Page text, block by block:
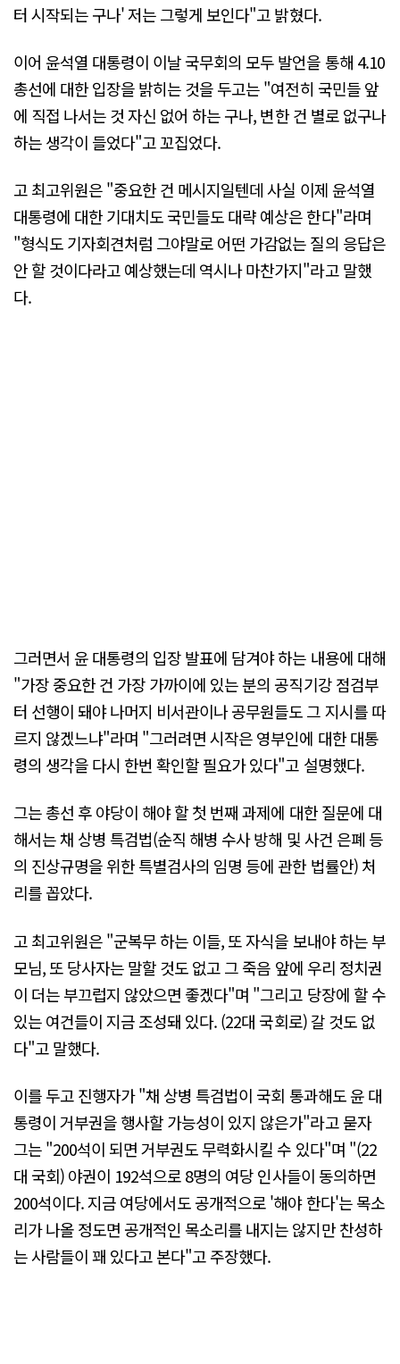
터 시작되는 구나' 저는 그렇게 보인다"고 밝혔다.
이어 윤석열 대통령이 이날 국무회의 모두 발언을 통해 4.10
총선에 대한 입장을 밝히는 것을 두고는 "여전히 국민들 앞
에 직접 나서는 것 자신 없어 하는 구나, 변한 건 별로 없구나
하는 생각이 들었다"고 꼬집었다.
고 최고위원은 "중요한 건 메시지일텐데 사실 이제 윤석열
대통령에 대한 기대치도 국민들도 대략 예상은 한다"라며
"형식도 기자회견처럼 그야말로 어떤 가감없는 질의 응답은
안 할 것이다라고 예상했는데 역시나 마찬가지"라고 말했
다.
그러면서 윤 대통령의 입장 발표에 담겨야 하는 내용에 대해
"가장 중요한 건 가장 가까이에 있는 분의 공직기강 점검부
터 선행이 돼야 나머지 비서관이나 공무원들도 그 지시를 따
르지 않겠느냐"라며 "그러려면 시작은 영부인에 대한 대통
령의 생각을 다시 한번 확인할 필요가 있다"고 설명했다.
그는 총선 후 야당이 해야 할 첫 번째 과제에 대한 질문에 대
해서는 채 상병 특검법(순직 해병 수사 방해 및 사건 은폐 등
의 진상규명을 위한 특별검사의 임명 등에 관한 법률안) 처
리를 꼽았다.
고 최고위원은 "군복무 하는 이들, 또 자식을 보내야 하는 부
모님, 또 당사자는 말할 것도 없고 그 죽음 앞에 우리 정치권
이 더는 부끄럽지 않았으면 좋겠다"며 "그리고 당장에 할 수
있는 여건들이 지금 조성돼 있다. (22대 국회로) 갈 것도 없
다"고 말했다.
이를 두고 진행자가 "채 상병 특검법이 국회 통과해도 윤 대
통령이 거부권을 행사할 가능성이 있지 않은가"라고 묻자
그는 "200석이 되면 거부권도 무력화시킬 수 있다"며 "(22
대 국회) 야권이 192석으로 8명의 여당 인사들이 동의하면
200석이다. 지금 여당에서도 공개적으로 '해야 한다'는 목소
리가 나올 정도면 공개적인 목소리를 내지는 않지만 찬성하
는 사람들이 꽤 있다고 본다"고 주장했다.